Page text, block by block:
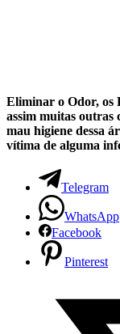
Eliminar o Odor, os
assim muitas outras
mau higiene dessa
vítima de alguma
Telegram
WhatsApp
Facebook
Pinterest